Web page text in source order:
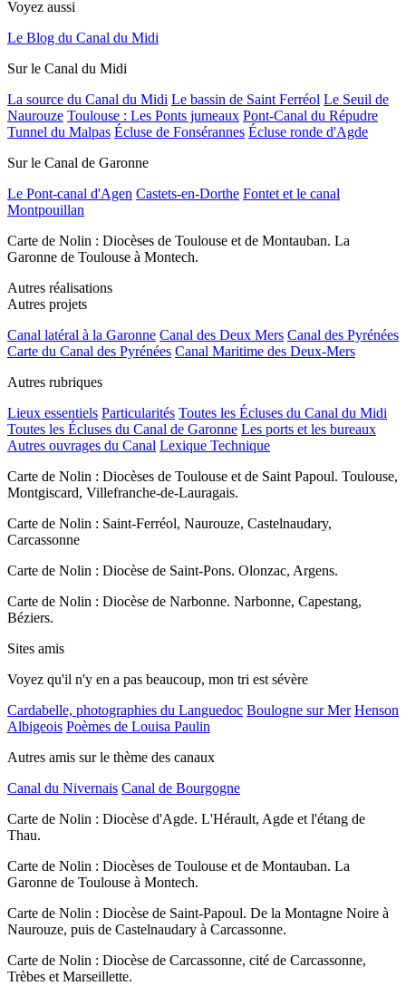
Voyez aussi
Le Blog du Canal du Midi
Sur le Canal du Midi
La source du Canal du Midi Le bassin de Saint Ferréol Le Seuil de
Naurouze Toulouse : Les Ponts jumeaux Pont-Canal du Répudre
Tunnel du Malpas Écluse de Fonsérannes Écluse ronde d'Agde
Sur le Canal de Garonne
Le Pont-canal d'Agen Castets-en-Dorthe Fontet et le canal
Montpouillan
Carte de Nolin : Diocèses de Toulouse et de Montauban. La
Garonne de Toulouse à Montech.
Autres réalisations
Autres projets
Canal latéral à la Garonne Canal des Deux Mers Canal des Pyrénées
Carte du Canal des Pyrénées Canal Maritime des Deux-Mers
Autres rubriques
Lieux essentiels Particularités Toutes les Écluses du Canal du Midi
Toutes les Écluses du Canal de Garonne Les ports et les bureaux
Autres ouvrages du Canal Lexique Technique
Carte de Nolin : Diocèses de Toulouse et de Saint Papoul. Toulouse,
Montgiscard, Villefranche-de-Lauragais.
Carte de Nolin : Saint-Ferréol, Naurouze, Castelnaudary,
Carcassonne
Carte de Nolin : Diocèse de Saint-Pons. Olonzac, Argens.
Carte de Nolin : Diocèse de Narbonne. Narbonne, Capestang,
Béziers.
Sites amis
Voyez qu'il n'y en a pas beaucoup, mon tri est sévère
Cardabelle, photographies du Languedoc Boulogne sur Mer Henson
Albigeois Poèmes de Louisa Paulin
Autres amis sur le thème des canaux
Canal du Nivernais Canal de Bourgogne
Carte de Nolin : Diocèse d'Agde. L'Hérault, Agde et l'étang de
Thau.
Carte de Nolin : Diocèses de Toulouse et de Montauban. La
Garonne de Toulouse à Montech.
Carte de Nolin : Diocèse de Saint-Papoul. De la Montagne Noire à
Naurouze, puis de Castelnaudary à Carcassonne.
Carte de Nolin : Diocèse de Carcassonne, cité de Carcassonne,
Trèbes et Marseillette.